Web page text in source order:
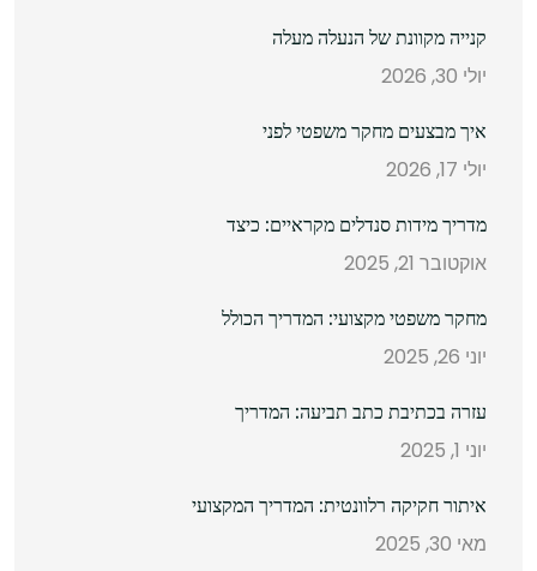
קנייה מקוונת של הנעלה מעלה
יולי 30, 2026
איך מבצעים מחקר משפטי לפני
יולי 17, 2026
מדריך מידות סנדלים מקראיים: כיצד
אוקטובר 21, 2025
מחקר משפטי מקצועי: המדריך הכולל
יוני 26, 2025
עזרה בכתיבת כתב תביעה: המדריך
יוני 1, 2025
איתור חקיקה רלוונטית: המדריך המקצועי
מאי 30, 2025